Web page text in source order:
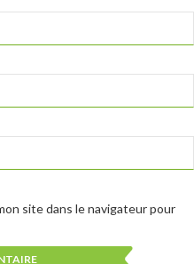
site dans le navigateur pour